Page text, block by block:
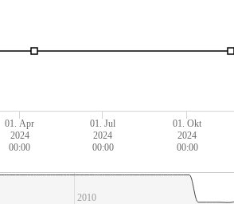
01. Apr
2024
00:00
01. Jul
2024
00:00
01. Okt
2024
00:00
2010